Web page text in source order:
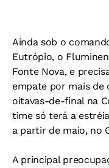
Ainda sob o
Eutrópio, o
Fonte Nova, e
empate por mais de
oitavas-de-final na
time só terá a
a partir de maio, no
A principal